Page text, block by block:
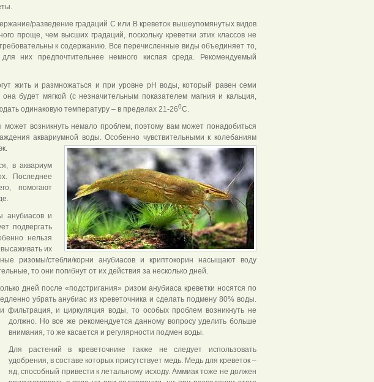
разведение градаций С или В креветок вышеупомянутых видов
проще, чем высших градаций, поскольку креветки этих классов не
к содержанию. Все перечисленные виды объединяет то,
них предпочтительнее немного кислая среда. Рекомендуемый
жить и размножаться и при уровне pH воды, который равен семи
будет мягкой (с незначительным показателем магния и кальция,
одинаковую температуру – в пределах 21-260С.
возникнуть немало проблем, поэтому вам может понадобиться
аквариумной воды. Особенно чувствительными к колебаниям
в аквариум
Последнее
помогают
анубиасов и
подвергать
нельзя
их
ризомы/стебли/корни анубиасов и криптокорин насыщают воду
то они погибнут от их действия за несколько дней.
дней после «подстригания» ризом анубиаса креветки носятся по
убрать анубиас из креветочника и сделать подмену 80% воды.
фильтрация, и циркуляция воды, то особыхпроблем возникнуть не
должно. Но все же рекомендуется данному вопросу уделить больше
внимания, то же касается и регулярности подмен воды.
Для растений в креветочнике также не следует использовать
удобрения, в составе которых присутствует медь. Медь для креветок –
яд, способный привести к летальному исходу. Аммиак тоже не должен